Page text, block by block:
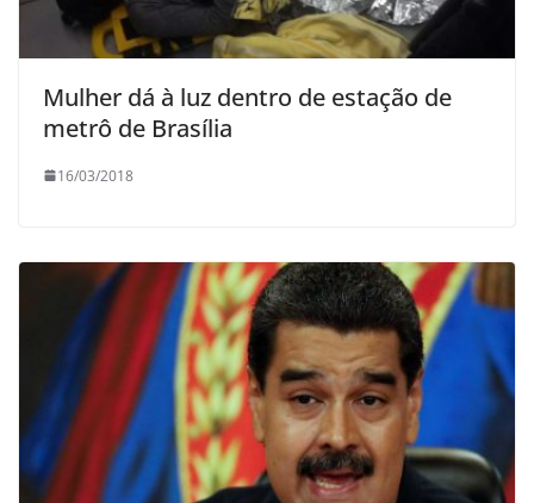
Mulher dá à luz dentro de estação de
metrô de Brasília
16/03/2018